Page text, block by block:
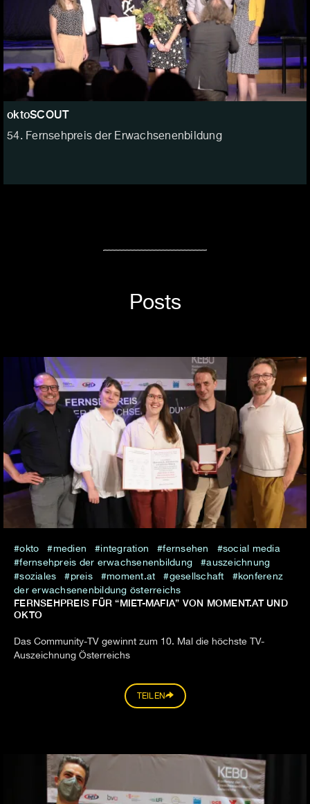
oktoSCOUT
54. Fernsehpreis der Erwachsenenbildung
Posts
okto medien integration fernsehen
social media
fernsehpreis der erwachsenenbildung
auszeichnung
soziales
preis moment.at gesellschaft
konferenz
der erwachsenenbildung österreichs
FERNSEHPREIS FÜR “MIET-MAFIA” VON MOMENT.AT UND
OKTO
Das Community-TV gewinnt zum 10. Mal die höchste TV-
Auszeichnung Österreichs
TEILEN